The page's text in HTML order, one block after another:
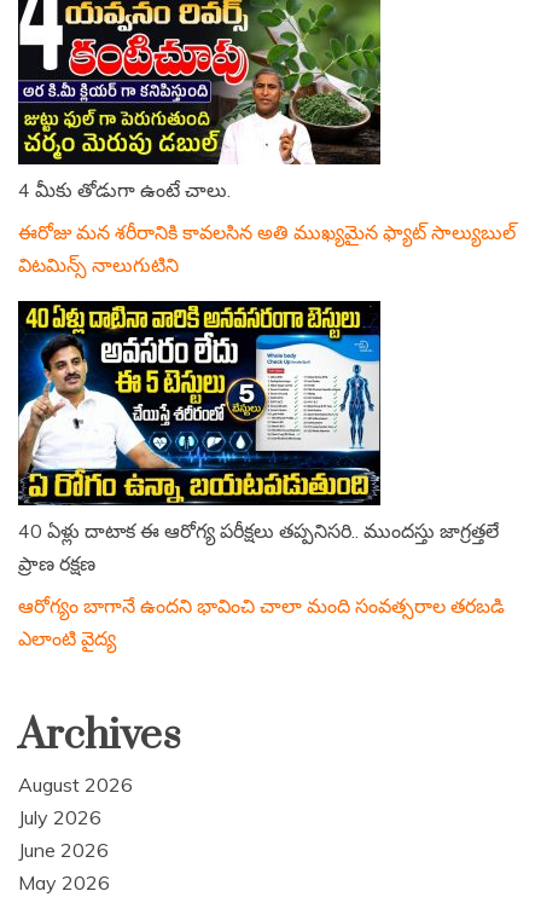
4 మీకు తోడుగా ఉంటే చాలు.
ఈరోజు మన శరీరానికి కావలసిన అతి ముఖ్యమైన ఫ్యాట్ సాల్యుబుల్
విటమిన్స్ నాలుగుటిని
40 ఏళ్లు దాటాక ఈ ఆరోగ్య పరీక్షలు తప్పనిసరి.. ముందస్తు జాగ్రత్తలే
ప్రాణ రక్షణ
ఆరోగ్యం బాగానే ఉందని భావించి చాలా మంది సంవత్సరాల తరబడి
ఎలాంటి వైద్య
Archives
August 2026
July 2026
June 2026
May 2026